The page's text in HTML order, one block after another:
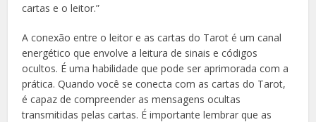
cartas e o leitor.”
A conexão entre o leitor e as cartas do Tarot é um canal
energético que envolve a leitura de sinais e códigos
ocultos. É uma habilidade que pode ser aprimorada com a
prática. Quando você se conecta com as cartas do Tarot,
é capaz de compreender as mensagens ocultas
transmitidas pelas cartas. É importante lembrar que as